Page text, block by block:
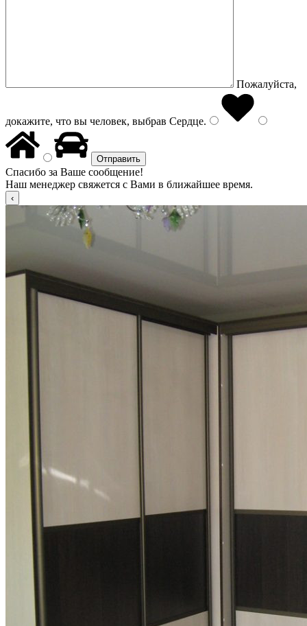
Пожалуйста,
докажите, что вы человек, выбрав Сердце.
Спасибо за Ваше сообщение!
Наш менеджер свяжется с Вами в ближайшее время.